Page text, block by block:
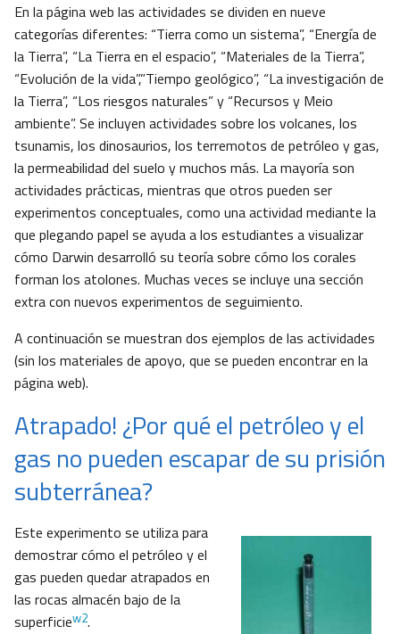
En la página web las actividades se dividen en nueve
categorías diferentes: “Tierra como un sistema”, “Energía de
la Tierra”, “La Tierra en el espacio”, “Materiales de la Tierra”,
“Evolución de la vida”,”Tiempo geológico”, “La investigación de
la Tierra”, “Los riesgos naturales” y “Recursos y Meio
ambiente”. Se incluyen actividades sobre los volcanes, los
tsunamis, los dinosaurios, los terremotos de petróleo y gas,
la permeabilidad del suelo y muchos más. La mayoría son
actividades prácticas, mientras que otros pueden ser
experimentos conceptuales, como una actividad mediante la
que plegando papel se ayuda a los estudiantes a visualizar
cómo Darwin desarrolló su teoría sobre cómo los corales
forman los atolones. Muchas veces se incluye una sección
extra con nuevos experimentos de seguimiento.
A continuación se muestran dos ejemplos de las actividades
(sin los materiales de apoyo, que se pueden encontrar en la
página web).
Atrapado! ¿Por qué el petróleo y el
gas no pueden escapar de su prisión
subterránea?
Este experimento se utiliza para
demostrar cómo el petróleo y el
gas pueden quedar atrapados en
las rocas almacén bajo de la
superficiew2.